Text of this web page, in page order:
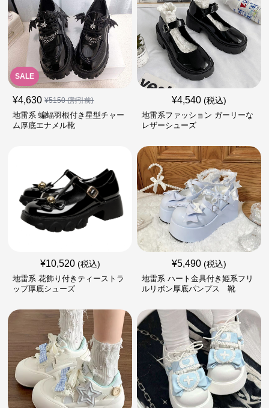
SALE
¥4,630 ¥5150(割引前)
地雷系 蝙蝠羽根付き星型チャー
ム厚底エナメル靴
¥4,540 (税込)
地雷系ファッション ガーリーな
レザーシューズ
¥10,520 (税込)
地雷系 花飾り付きティーストラ
ップ厚底シューズ
¥5,490 (税込)
地雷系 ハート金具付き姫系フリ
ルリボン厚底パンプス 靴